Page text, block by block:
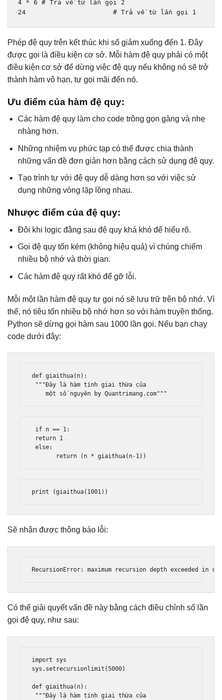
4 * 6 # Trả về từ lần gọi 2
24
# Trả về từ lần gọi 1
Phép đệ quy trên kết thúc khi số giảm xuống đến 1. Đây
được gọi là điều kiện cơ sở. Mỗi hàm đệ quy phải có một
điều kiện cơ sở để dừng việc đệ quy nếu không nó sẽ trở
thành hàm vô hạn, tự gọi mãi đến nó.
Ưu điểm của hàm đệ quy:
Các hàm đệ quy làm cho code trông gọn gàng và nhẹ
nhàng hơn.
Những nhiệm vụ phức tạp có thể được chia thành
những vấn đề đơn giản hơn bằng cách sử dụng đệ quy.
Tạo trình tự với đệ quy dễ dàng hơn so với việc sử
dụng những vòng lặp lồng nhau.
Nhược điểm của đệ quy:
Đôi khi logic đằng sau đệ quy khá khó để hiểu rõ.
Gọi đệ quy tốn kém (không hiệu quả) vì chúng chiếm
nhiều bộ nhớ và thời gian.
Các hàm đệ quy rất khó để gỡ lỗi.
Mỗi một lần hàm đệ quy tự gọi nó sẽ lưu trữ trên bộ nhớ. Vì
thế, nó tiêu tốn nhiều bộ nhớ hơn so với hàm truyền thống.
Python sẽ dừng gọi hàm sau 1000 lần gọi. Nếu bạn chạy
code dưới đây:
def giaithua( n):
"""Đây là hàm tính giai thừa của
    một số nguyên by Quantrimang.com"""
if n == 1:
return 1
else:
return
( n * giaithua( n-1))
print (giaithua( 1001))
Sẽ nhận được thông báo lỗi:
RecursionError: maximum recursion depth exceeded in
Có thể giải quyết vấn đề này bằng cách điều chỉnh số lần
gọi đệ quy, như sau:
import sys
sys . setrecursionlimit (5000)
def giaithua( n):
"""Đây là hàm tính giai thừa của